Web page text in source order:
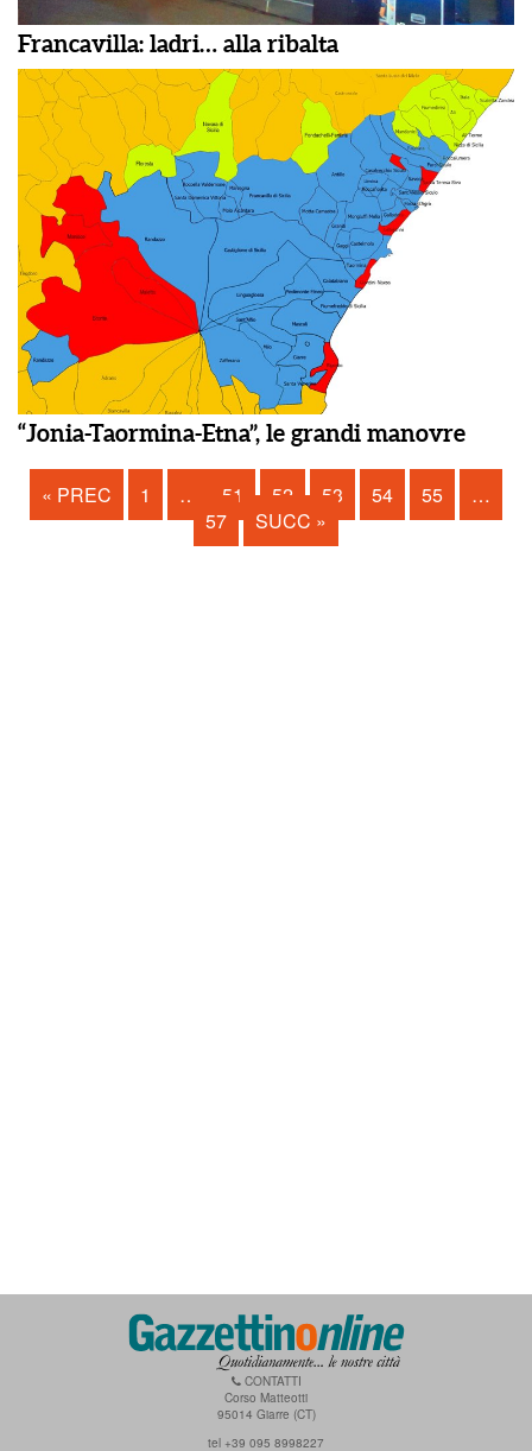
Francavilla: ladri… alla ribalta
“Jonia-Taormina-Etna”, le grandi manovre
« PREC 1 … 51 52 53 54 55
…
57
SUCC »
CONTATTI
Corso Matteotti
95014 Giarre (CT)
tel +39 095 8998227